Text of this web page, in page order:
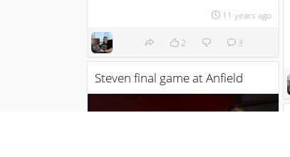
11 years ago
2 3
Steven final game at Anfield